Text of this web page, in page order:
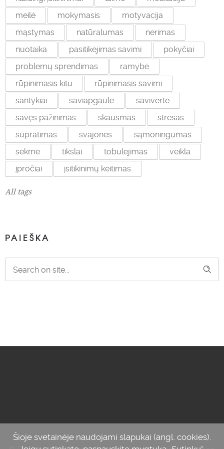
meilė
mokymasis
motyvacija
mąstymas
natūralumas
nerimas
nuotaika
pasitikėjimas savimi
pokyčiai
problemų sprendimas
ramybė
rūpinimasis kitu
rūpinimasis savimi
santykiai
saviapgaulė
savivertė
savęs pažinimas
skausmas
stresas
supratimas
svajonės
sąmoningumas
sėkmė
tikslai tobulėjimas
veikla
įpročiai
įsitikinimų keitimas
All tags
PAIEŠKA
Šioje svetainėje naudojami slapukai (angl. cookies).